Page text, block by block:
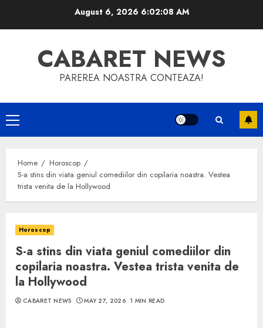
August 6, 2026 6:02:09 AM
CABARET NEWS
PAREREA NOASTRA CONTEAZA!
Primary
Menu
Home
Horoscop
S-a stins din viata geniul comediilor din copilaria noastra. Vestea
trista venita de la Hollywood
Horoscop
S-a stins din viata geniul comediilor din
copilaria noastra. Vestea trista venita de
la Hollywood
CABARET NEWS MAY 27, 2026 1 MIN READ